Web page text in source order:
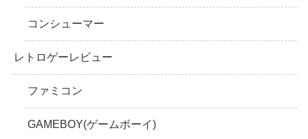
コンシューマー
レトロゲーレビュー
ファミコン
GAMEBOY(ゲームボーイ)